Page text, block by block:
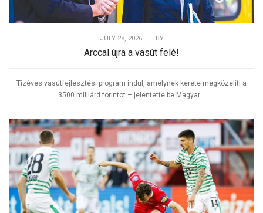
JULY 28, 2026 BY
Arccal újra a vasút felé!
Tízéves vasútfejlesztési program indul, amelynek kerete megközelíti a
3500 milliárd forintot – jelentette be Magyar...